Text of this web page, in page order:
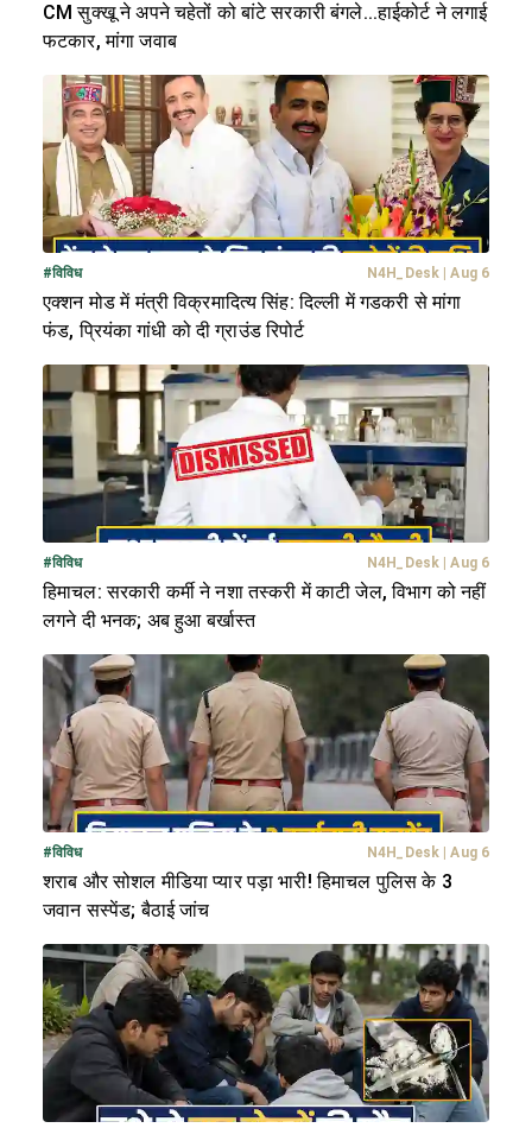
CM सुक्खू ने अपने चहेतों को बांटे सरकारी बंगले...हाईकोर्ट ने लगाई
फटकार, मांगा जवाब
#विविध N4H_Desk Aug 6
एक्शन मोड में मंत्री विक्रमादित्य सिंह: दिल्ली में गडकरी से मांगा
फंड, प्रियंका गांधी को दी ग्राउंड रिपोर्ट
#विविध N4H_Desk Aug 6
हिमाचल: सरकारी कर्मी ने नशा तस्करी में काटी जेल, विभाग को नहीं
लगने दी भनक; अब हुआ बर्खास्त
#विविध N4H_Desk Aug 6
शराब और सोशल मीडिया प्यार पड़ा भारी! हिमाचल पुलिस के 3
जवान सस्पेंड; बैठाई जांच